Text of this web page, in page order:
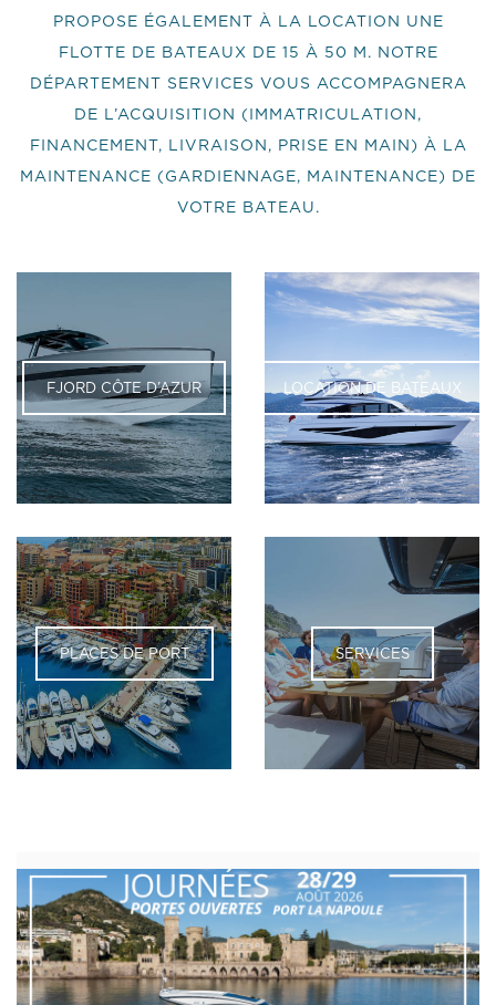
PROPOSE ÉGALEMENT À LA LOCATION UNE
FLOTTE DE BATEAUX DE 15 À 50 M. NOTRE
DÉPARTEMENT SERVICES VOUS ACCOMPAGNERA
DE L’ACQUISITION (IMMATRICULATION,
FINANCEMENT, LIVRAISON, PRISE EN MAIN) À LA
MAINTENANCE (GARDIENNAGE, MAINTENANCE) DE
VOTRE BATEAU.
FJORD CÔTE D’AZUR LOCATION DE BATEAUX
PLACES DE PORT SERVICES